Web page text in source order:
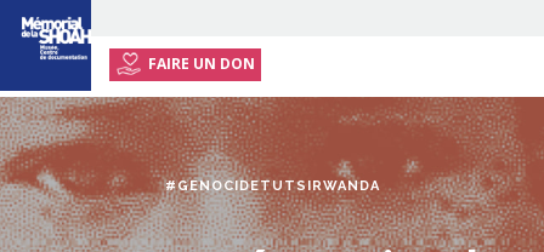
FAIRE UN DON
ACCUEIL
EVÉNEMENTS
ENSEIGNANTS
AUTOUR DE LA25E COMMEMORATION
#GENOCIDETUTSIRWANDA